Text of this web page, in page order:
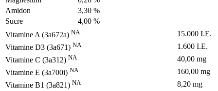
Amidon
3,30 %
Sucre
4,00 %
Vitamine A (3a672a) NA
15.000 I.E.
Vitamine D3 (3a671) NA
1.600 I.E.
Vitamine C (3a312) NA
40,00 mg
Vitamine E (3a700i) NA
160,00 mg
Vitamine B1 (3a821) NA
8,20 mg